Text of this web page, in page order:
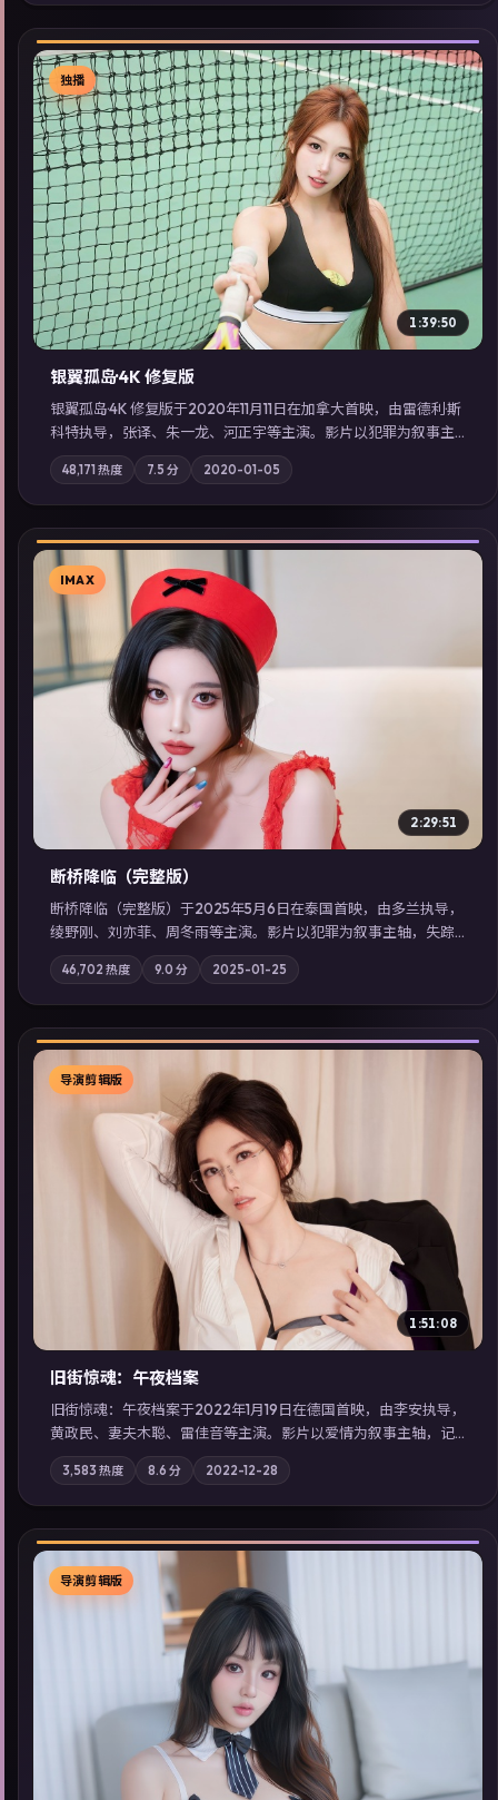
▶
独播
1:39:50
银翼孤岛·4K 修复版
银翼孤岛·4K 修复版于2020年11月11日在加拿大首映，由雷德利·斯
科特执导，张译、朱一龙、河正宇等主演。影片以犯罪为叙事主
轴，边境小镇的平静被一封匿名信彻底打破；摄影与配乐强化地
域气质；站内亦可通过「国产免费观看高清电视剧在线看」延展
检索同类型高分佳作，畅享高清在线追剧体验。
48,171 热度 7.5 分 2020-01-05
▶
IMAX
2:29:51
断桥降临（完整版）
断桥降临（完整版）于2025年5月6日在泰国首映，由多兰执导，
绫野刚、刘亦菲、周冬雨等主演。影片以犯罪为叙事主轴，失踪
人口档案牵出跨国灰色产业链；摄影与配乐强化地域气质；站内
亦可通过「国产免费观看高清电视剧在线看」延展检索同类型高
分佳作，畅享高清在线追剧体验。
46,702 热度 9.0 分 2025-01-25
▶
导演剪辑版
1:51:08
旧街惊魂：午夜档案
旧街惊魂：午夜档案于2022年1月19日在德国首映，由李安执导，
黄政民、妻夫木聪、雷佳音等主演。影片以爱情为叙事主轴，记
忆碎片重组后，主角发现自己从未活过“真实”的一天；摄影与配
乐强化地域气质；站内亦可通过「国产免费观看高清电视剧在线
看」延展检索同类型高分佳作，畅享高清在线追剧体验。
3,583 热度 8.6 分 2022-12-28
▶
导演剪辑版